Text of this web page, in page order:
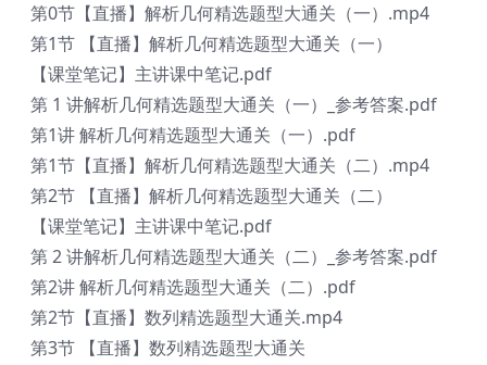
第0节【直播】解析几何精选题型大通关（一）.mp4
第1节 【直播】解析几何精选题型大通关（一）
【课堂笔记】主讲课中笔记.pdf
第 1 讲解析几何精选题型大通关（一）_参考答案.pdf
第1讲 解析几何精选题型大通关（一）.pdf
第1节【直播】解析几何精选题型大通关（二）.mp4
第2节 【直播】解析几何精选题型大通关（二）
【课堂笔记】主讲课中笔记.pdf
第 2 讲解析几何精选题型大通关（二）_参考答案.pdf
第2讲 解析几何精选题型大通关（二）.pdf
第2节【直播】数列精选题型大通关.mp4
第3节 【直播】数列精选题型大通关